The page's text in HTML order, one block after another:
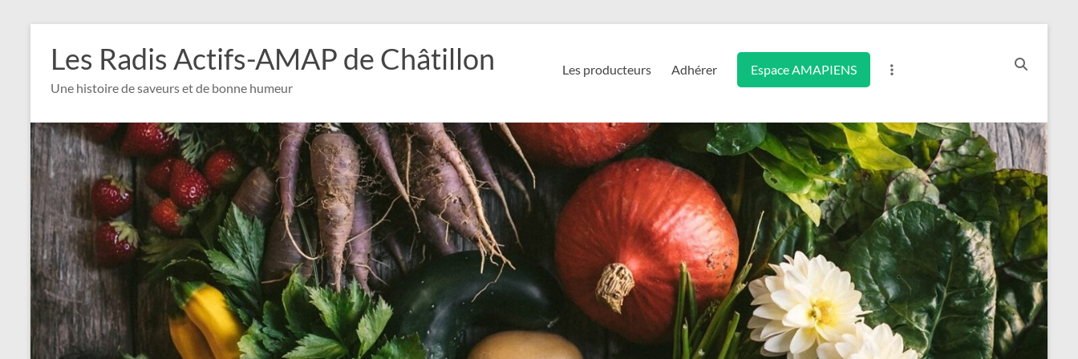
contenu
Les Radis Actifs-AMAP de Châtillon
Une histoire de saveurs et de bonne humeur
Les producteurs Adhérer Espace AMAPIENS